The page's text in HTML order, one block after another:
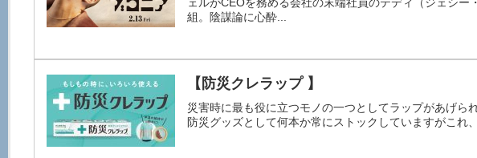
ェルがCEOを務める会社の末端社員のテディ（ジェシ
組。陰謀論に心酔...
【防災クレラップ 】
災害時に最も役に立つモノの一つとしてラップがあげ
防災グッズとして何本か常にストックしていますがこれ